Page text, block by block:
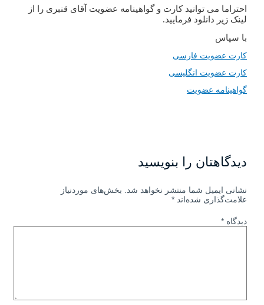
احتراما می توانید کارت و گواهینامه عضویت آقای قنبری را از
لینک زیر دانلود فرمایید.
با سپاس
کارت عضویت فارسی
کارت عضویت انگلیسی
گواهینامه عضویت
دیدگاهتان را بنویسید
نشانی ایمیل شما منتشر نخواهد شد. بخش‌های موردنیاز
علامت‌گذاری شده‌اند*
دیدگاه*